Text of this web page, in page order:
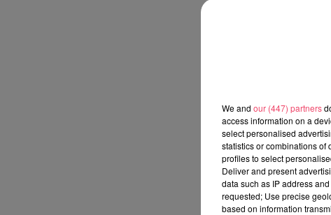
We and our (447) partners
access information on a
select personalised
statistics or combinations of
profiles to select
Deliver and present
data such as IP address
requested; Use precise
based on information